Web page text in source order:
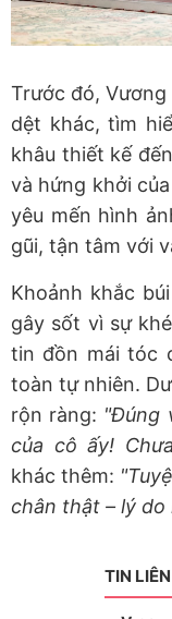
Trước đó,
dệt khác, tìm
khâu thiết kế
và hứng khởi
yêu mến hình
gũi, tận tâm với
Khoảnh khắc
gây sốt vì sự
tin đồn mái tóc
toàn tự nhiên.
rộn ràng: "Đúng
của cô ấy!
khác thêm:
chân thật – lý
TIN